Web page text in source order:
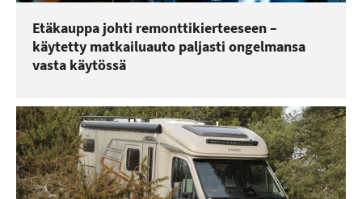
Etäkauppa johti remonttikierteeseen –
käytetty matkailuauto paljasti ongelmansa
vasta käytössä